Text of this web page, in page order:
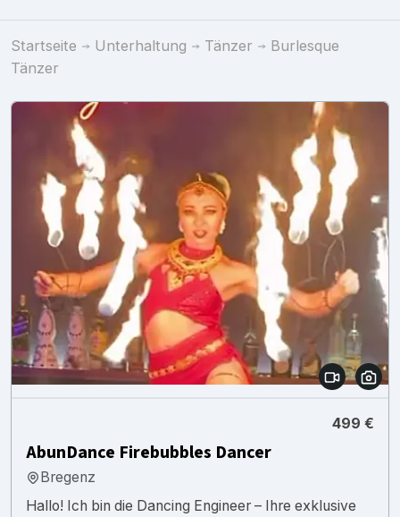
Startseite Unterhaltung Tänzer
Burlesque
Tänzer
499 €
AbunDance Firebubbles Dancer
Bregenz
Hallo! Ich bin die Dancing Engineer – Ihre exklusive